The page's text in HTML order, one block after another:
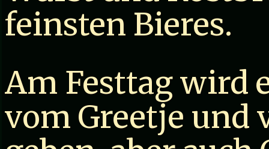
feinsten Bieres.
Am Festtag wird
vom Greetje und